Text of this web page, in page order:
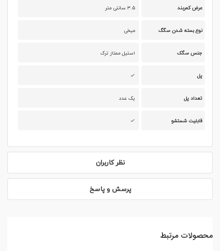
عرض کمربند ۳.۵ سانتی متر
نوع بسته شدن سگگ میخی
جنس سگک استیل ممتاز ترک
پل
تعداد پل یک عدد
قابلیت شستشو
نظر کاربران
پرسش و پاسخ
محصولات مرتبط